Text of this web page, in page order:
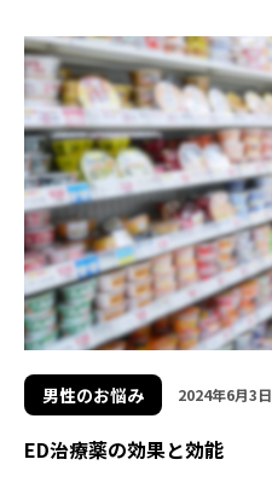
男性のお悩み 2024年6月3日
ED治療薬の効果と効能